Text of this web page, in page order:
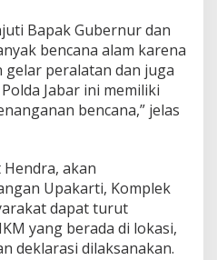
Bapak Gubernur dan
bencana alam karena
gelar peralatan dan juga
Jabar ini memiliki
bencana,” jelas
akan
Upakarti, Komplek
dapat turut
yang berada di lokasi,
deklarasi dilaksanakan.